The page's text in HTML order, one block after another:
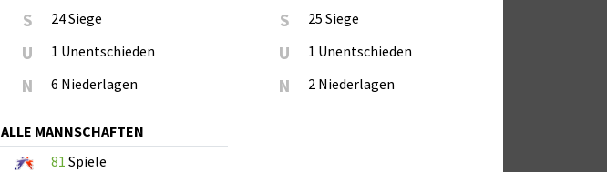
S 24 Siege
U 1 Unentschieden
N 6 Niederlagen
S 25 Siege
U 1 Unentschieden
N 2 Niederlagen
ALLE MANNSCHAFTEN
81 Spiele